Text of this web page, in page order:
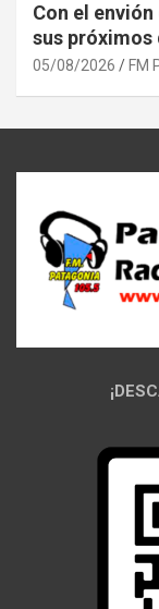
Con el
sus próximos
05/08/2026 FM